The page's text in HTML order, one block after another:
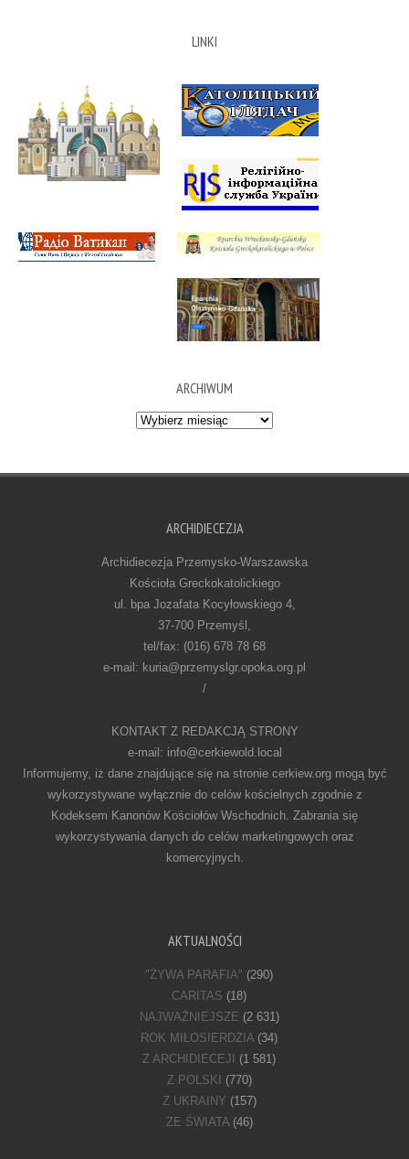
LINKI
ARCHIWUM
Archiwum
ARCHIDIECEZJA
Archidiecezja Przemysko-Warszawska
Kościoła Greckokatolickiego
ul. bpa Jozafata Kocyłowskiego 4,
37-700 Przemyśl,
tel/fax: (016) 678 78 68
e-mail: kuria@przemyslgr.opoka.org.pl
/
KONTAKT Z REDAKCJĄ STRONY
e-mail: info@cerkiewold.local
Informujemy, iż dane znajdujące się na stronie cerkiew.org mogą być
wykorzystywane wyłącznie do celów kościelnych zgodnie z
Kodeksem Kanonów Kościołów Wschodnich. Zabrania się
wykorzystywania danych do celów marketingowych oraz
komercyjnych.
AKTUALNOŚCI
"ŻYWA PARAFIA" (290)
CARITAS (18)
NAJWAŻNIEJSZE (2 631)
ROK MIŁOSIERDZIA(34)
Z ARCHIDIECEJI
(1 581)
Z POLSKI
(770)
Z UKRAINY (157)
ZE ŚWIATA(46)